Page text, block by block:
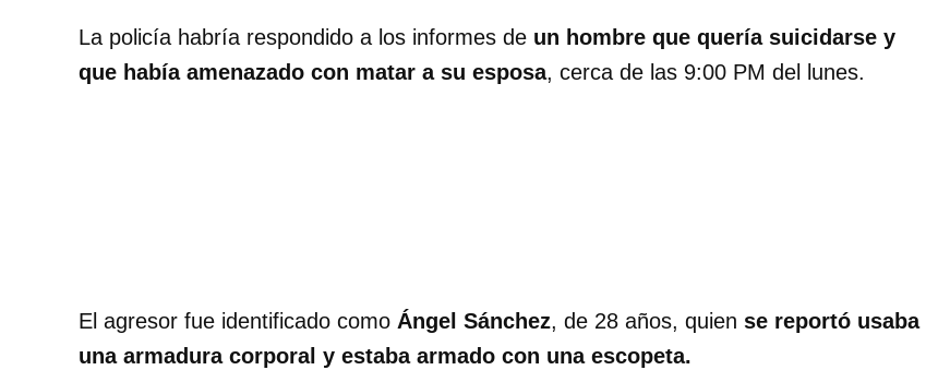
La policía habría respondido a los informes de un hombre que quería suicidarse y
que había amenazado con matar a su esposa, cerca de las 9:00 PM del lunes.
El agresor fue identificado como Ángel Sánchez, de 28 años, quien se reportó usaba
una armadura corporal y estaba armado con una escopeta.